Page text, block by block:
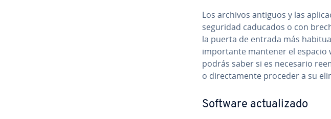
Los archivos antiguos y las
seguridad caducados o con
la puerta de entrada más
im­po­r­ta­n­te mantener el espacio
podrás saber si es necesario
o di­re­c­ta­me­n­te proceder a su
Software ac­tua­li­za­do